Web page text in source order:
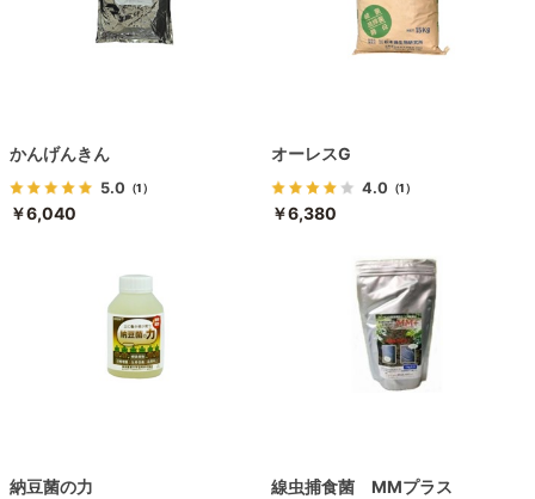
かんげんきん
5.0 （1）
￥6,040
オーレスG
4.0 （1）
￥6,380
納豆菌の力 線虫捕食菌 MMプラス